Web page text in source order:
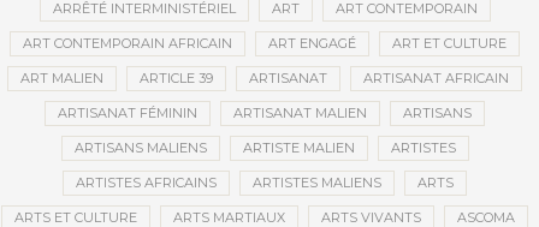
ARRÊTÉ INTERMINISTÉRIEL ART ART CONTEMPORAIN
ART CONTEMPORAIN AFRICAIN ART ENGAGÉ ART ET CULTURE
ART MALIEN ARTICLE 39 ARTISANAT ARTISANAT AFRICAIN
ARTISANAT FÉMININ ARTISANAT MALIEN ARTISANS
ARTISANS MALIENS ARTISTE MALIEN ARTISTES
ARTISTES AFRICAINS ARTISTES MALIENS ARTS
ARTS ET CULTURE ARTS MARTIAUX ARTS VIVANTS ASCOMA